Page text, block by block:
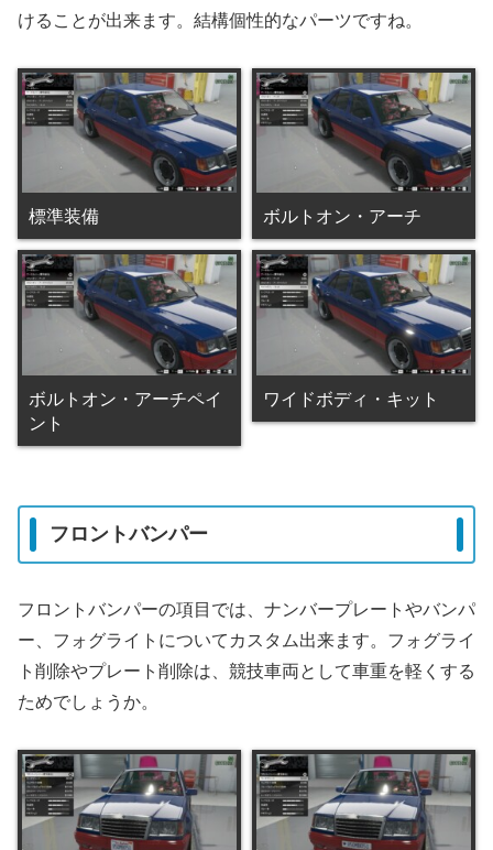
けることが出来ます。結構個性的なパーツですね。
標準装備 ボルトオン・アーチ
ボルトオン・アーチペイ
ント
ワイドボディ・キット
フロントバンパー
フロントバンパーの項目では、ナンバープレートやバンパ
ー、フォグライトについてカスタム出来ます。フォグライ
ト削除やプレート削除は、競技車両として車重を軽くする
ためでしょうか。